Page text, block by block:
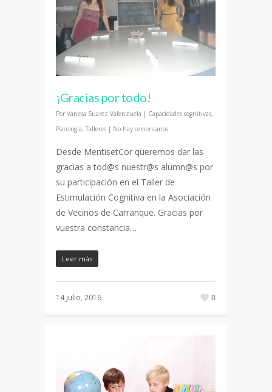
¡Gracias por todo!
Por Vanesa Suarez Valenzuela | Capacidades cognitivas,
Psicología, Talleres | No hay comentarios
Desde MentisetCor queremos dar las
gracias a tod@s nuestr@s alumn@s por
su participación en el Taller de
Estimulación Cognitiva en la Asociación
de Vecinos de Carranque. Gracias por
vuestra constancia…
Leer más
14 julio, 2016 0